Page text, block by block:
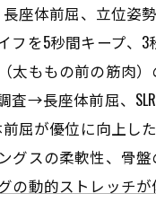
長座体前屈、立位姿
フを5秒間キープ、
太ももの前の筋肉
査→長座体前屈、
前屈が優位に向上した
グスの柔軟性、骨
の動的ストレッチ